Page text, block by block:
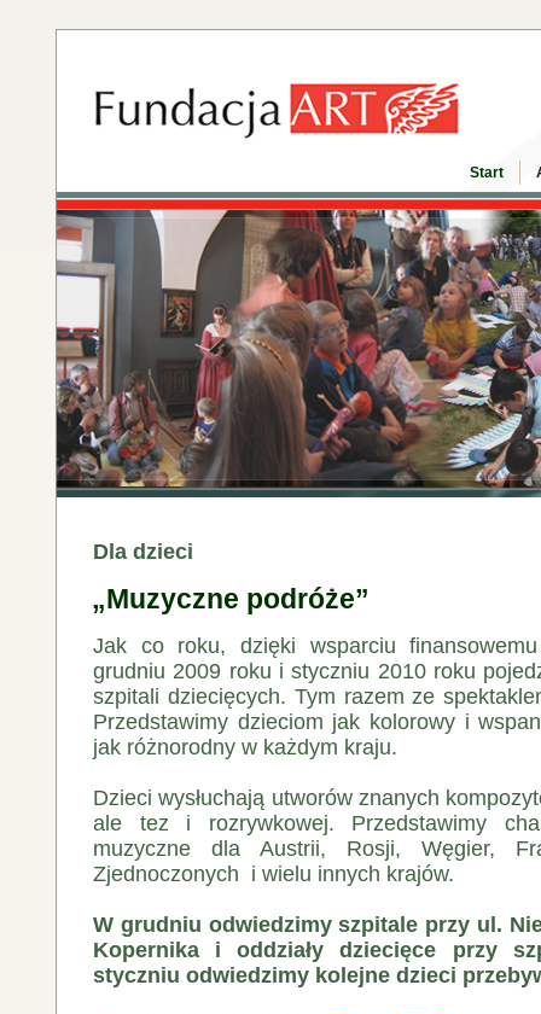
Start
Dla dzieci
„Muzyczne podróże”
Jak co roku, dzięki wsparciu
grudniu 2009 roku i styczniu 2010 roku
szpitali dziecięcych. Tym razem ze
Przedstawimy dzieciom jak kolorowy i
jak różnorodny w każdym kraju.
Dzieci wysłuchają utworów znanych
ale tez i rozrywkowej. Przedstawimy
muzyczne dla Austrii, Rosji, Węgier,
Zjednoczonych i wielu innych krajów.
W grudniu odwiedzimy szpitale przy ul.
Kopernika i oddziały dziecięce przy
styczniu odwiedzimy kolejne dzieci